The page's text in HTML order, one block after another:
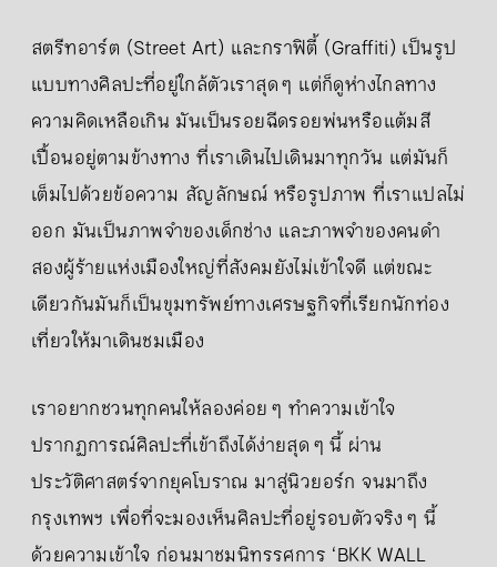
สตรีทอาร์ต (Street Art) และกราฟิตี้ (Graffiti) เป็นรูป
แบบทางศิลปะที่อยู่ใกล้ตัวเราสุด ๆ แต่ก็ดูห่างไกลทาง
ความคิดเหลือเกิน มันเป็นรอยฉีดรอยพ่นหรือแต้มสี
เปื้อนอยู่ตามข้างทาง ที่เราเดินไปเดินมาทุกวัน แต่มันก็
เต็มไปด้วยข้อความ สัญลักษณ์ หรือรูปภาพ ที่เราแปลไม่
ออก มันเป็นภาพจำของเด็กช่าง และภาพจำของคนดำ
สองผู้ร้ายแห่งเมืองใหญ่ที่สังคมยังไม่เข้าใจดี แต่ขณะ
เดียวกันมันก็เป็นขุมทรัพย์ทางเศรษฐกิจที่เรียกนักท่อง
เที่ยวให้มาเดินชมเมือง
เราอยากชวนทุกคนให้ลองค่อย ๆ ทำความเข้าใจ
ปรากฏการณ์ศิลปะที่เข้าถึงได้ง่ายสุด ๆ นี้ ผ่าน
ประวัติศาสตร์จากยุคโบราณ มาสู่นิวยอร์ก จนมาถึง
กรุงเทพฯ เพื่อที่จะมองเห็นศิลปะที่อยู่รอบตัวจริง ๆ นี้
ด้วยความเข้าใจ ก่อนมาชมนิทรรศการ ‘BKK WALL